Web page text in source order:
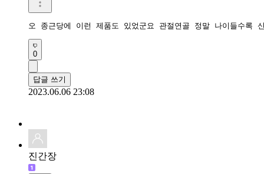
오 종근당에 이런 제품도 있었군요 관절연골 정말 나이들수록
0
답글 쓰기
2023.06.06 23:08
진간장